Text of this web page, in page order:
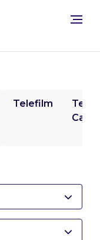
Telefilm